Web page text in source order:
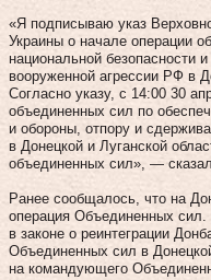
«Я подписываю указ
Украины о начале операции
национальной безопасности
вооруженной агрессии РФ в
Согласно указу, с 14:00 30
объединенных сил по
и обороны, отпору и
в Донецкой и Луганской
объединенных сил», —
Ранее сообщалось, что на
операция Объединенных
в законе о реинтеграции
Объединенных сил в
на командующего